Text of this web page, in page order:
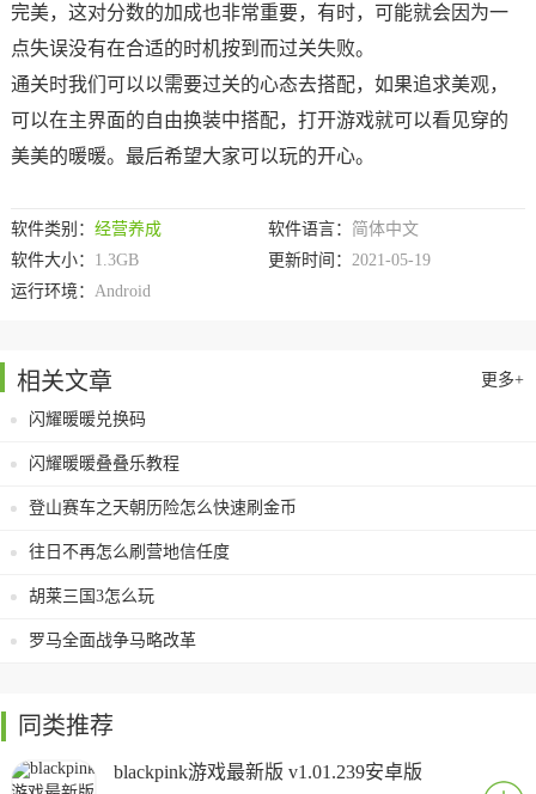
完美，这对分数的加成也非常重要，有时，可能就会因为一
点失误没有在合适的时机按到而过关失败。
通关时我们可以以需要过关的心态去搭配，如果追求美观，
可以在主界面的自由换装中搭配，打开游戏就可以看见穿的
美美的暖暖。最后希望大家可以玩的开心。
软件类别： 经营养成 软件语言： 简体中文
软件大小： 1.3GB 更新时间： 2021-05-19
运行环境： Android
相关文章 更多+
闪耀暖暖兑换码
闪耀暖暖叠叠乐教程
登山赛车之天朝历险怎么快速刷金币
往日不再怎么刷营地信任度
胡莱三国3怎么玩
罗马全面战争马略改革
同类推荐
blackpink游戏最新版 v1.01.239安卓版